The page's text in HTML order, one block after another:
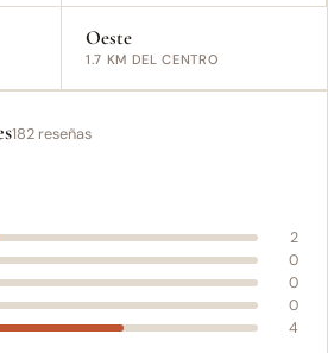
Oeste
1.7 KM DEL CENTRO
182 reseñas
2
0
0
0
4